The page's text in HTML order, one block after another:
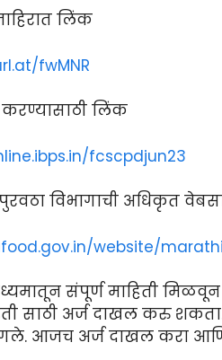
लिंक
fwMNR
लिंक
fcscpdjun23
विभागाची अधिकृत
website/
संपूर्ण माहिती
साठी अर्ज दाखल करु शकता.
आजच अर्ज दाखल करा